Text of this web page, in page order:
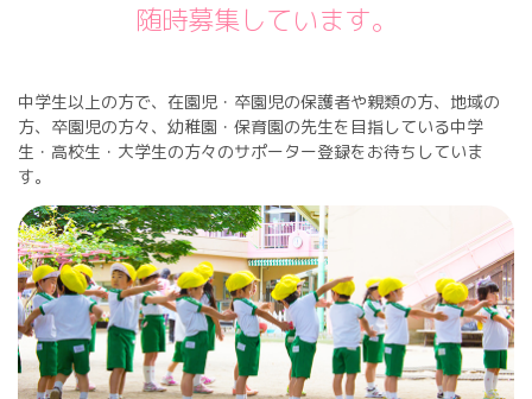
随時募集しています。
中学生以上の方で、在園児・卒園児の保護者や親類の方、地域の
方、卒園児の方々、幼稚園・保育園の先生を目指している中学
生・高校生・大学生の方々のサポーター登録をお待ちしていま
す。